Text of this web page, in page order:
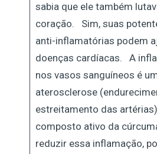
sabia que ele também
coração. Sim, suas
anti-inflamatórias podem
doenças cardíacas. A
nos vasos sanguíneos é
aterosclerose
estreitamento das
composto ativo da
reduzir essa inflamação,